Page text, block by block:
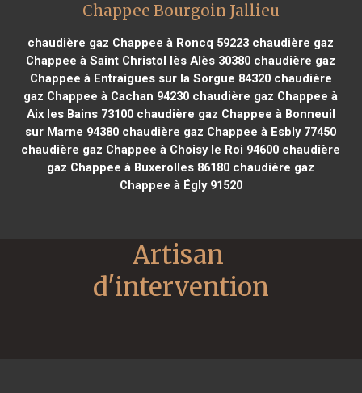
Chappee Bourgoin Jallieu
chaudière gaz Chappee à Roncq 59223 chaudière gaz
Chappee à Saint Christol lès Alès 30380 chaudière gaz
Chappee à Entraigues sur la Sorgue 84320chaudière
gaz Chappee à Cachan 94230 chaudière gaz Chappee à
Aix les Bains 73100chaudière gaz Chappee à Bonneuil
sur Marne 94380 chaudière gaz Chappee à Esbly 77450
chaudière gaz Chappee à Choisy le Roi 94600 chaudière
gaz Chappee à Buxerolles 86180 chaudière gaz
Chappee à Égly 91520
Artisan
d'intervention